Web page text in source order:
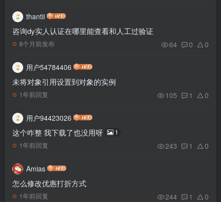
thantii
咨询dy实人认证在哪里能查看和人工过验证
8个月前发布 64 0 0
用户54784406
未将对象引用设置到对象的实例
1年前回复 105 1 0
用户94423026
这个咋整 我下载了也没用呀 1
1年前回复 243 1 0
Amias
怎么修改优惠打折方式
1年前回复 244 1 0